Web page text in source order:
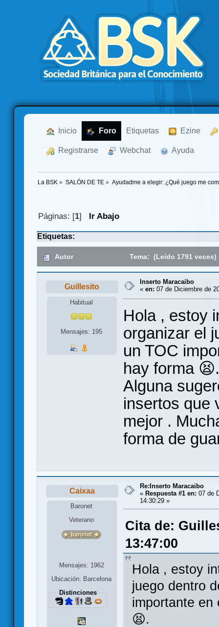
Inicio Foro Etiquetas Ezine
Registrarse Webchat Ayuda
La BSK » SALÓN DE TE » Ayudadme a elegir: ¿Qué juego me
Páginas: [1] Ir Abajo
Etiquetas:
Autor Tema: (Leído 1791 veces)
Guillesito
Habitual
Mensajes: 195
Inserto Maracaibo
« en: 07 de Diciembre de
Hola , estoy
organizar el
un TOC
hay forma 😫.
Alguna
insertos que
mejor .
forma de
Caixaa
Baronet
Veterano
Mensajes: 1962
Ubicación: Barcelona
Distinciones
Re:Inserto Maracaibo
« Respuesta #1 en: 07 de
14:30:29 »
Cita de:
13:47:00
Hola , estoy
juego dentro
importante
😫.